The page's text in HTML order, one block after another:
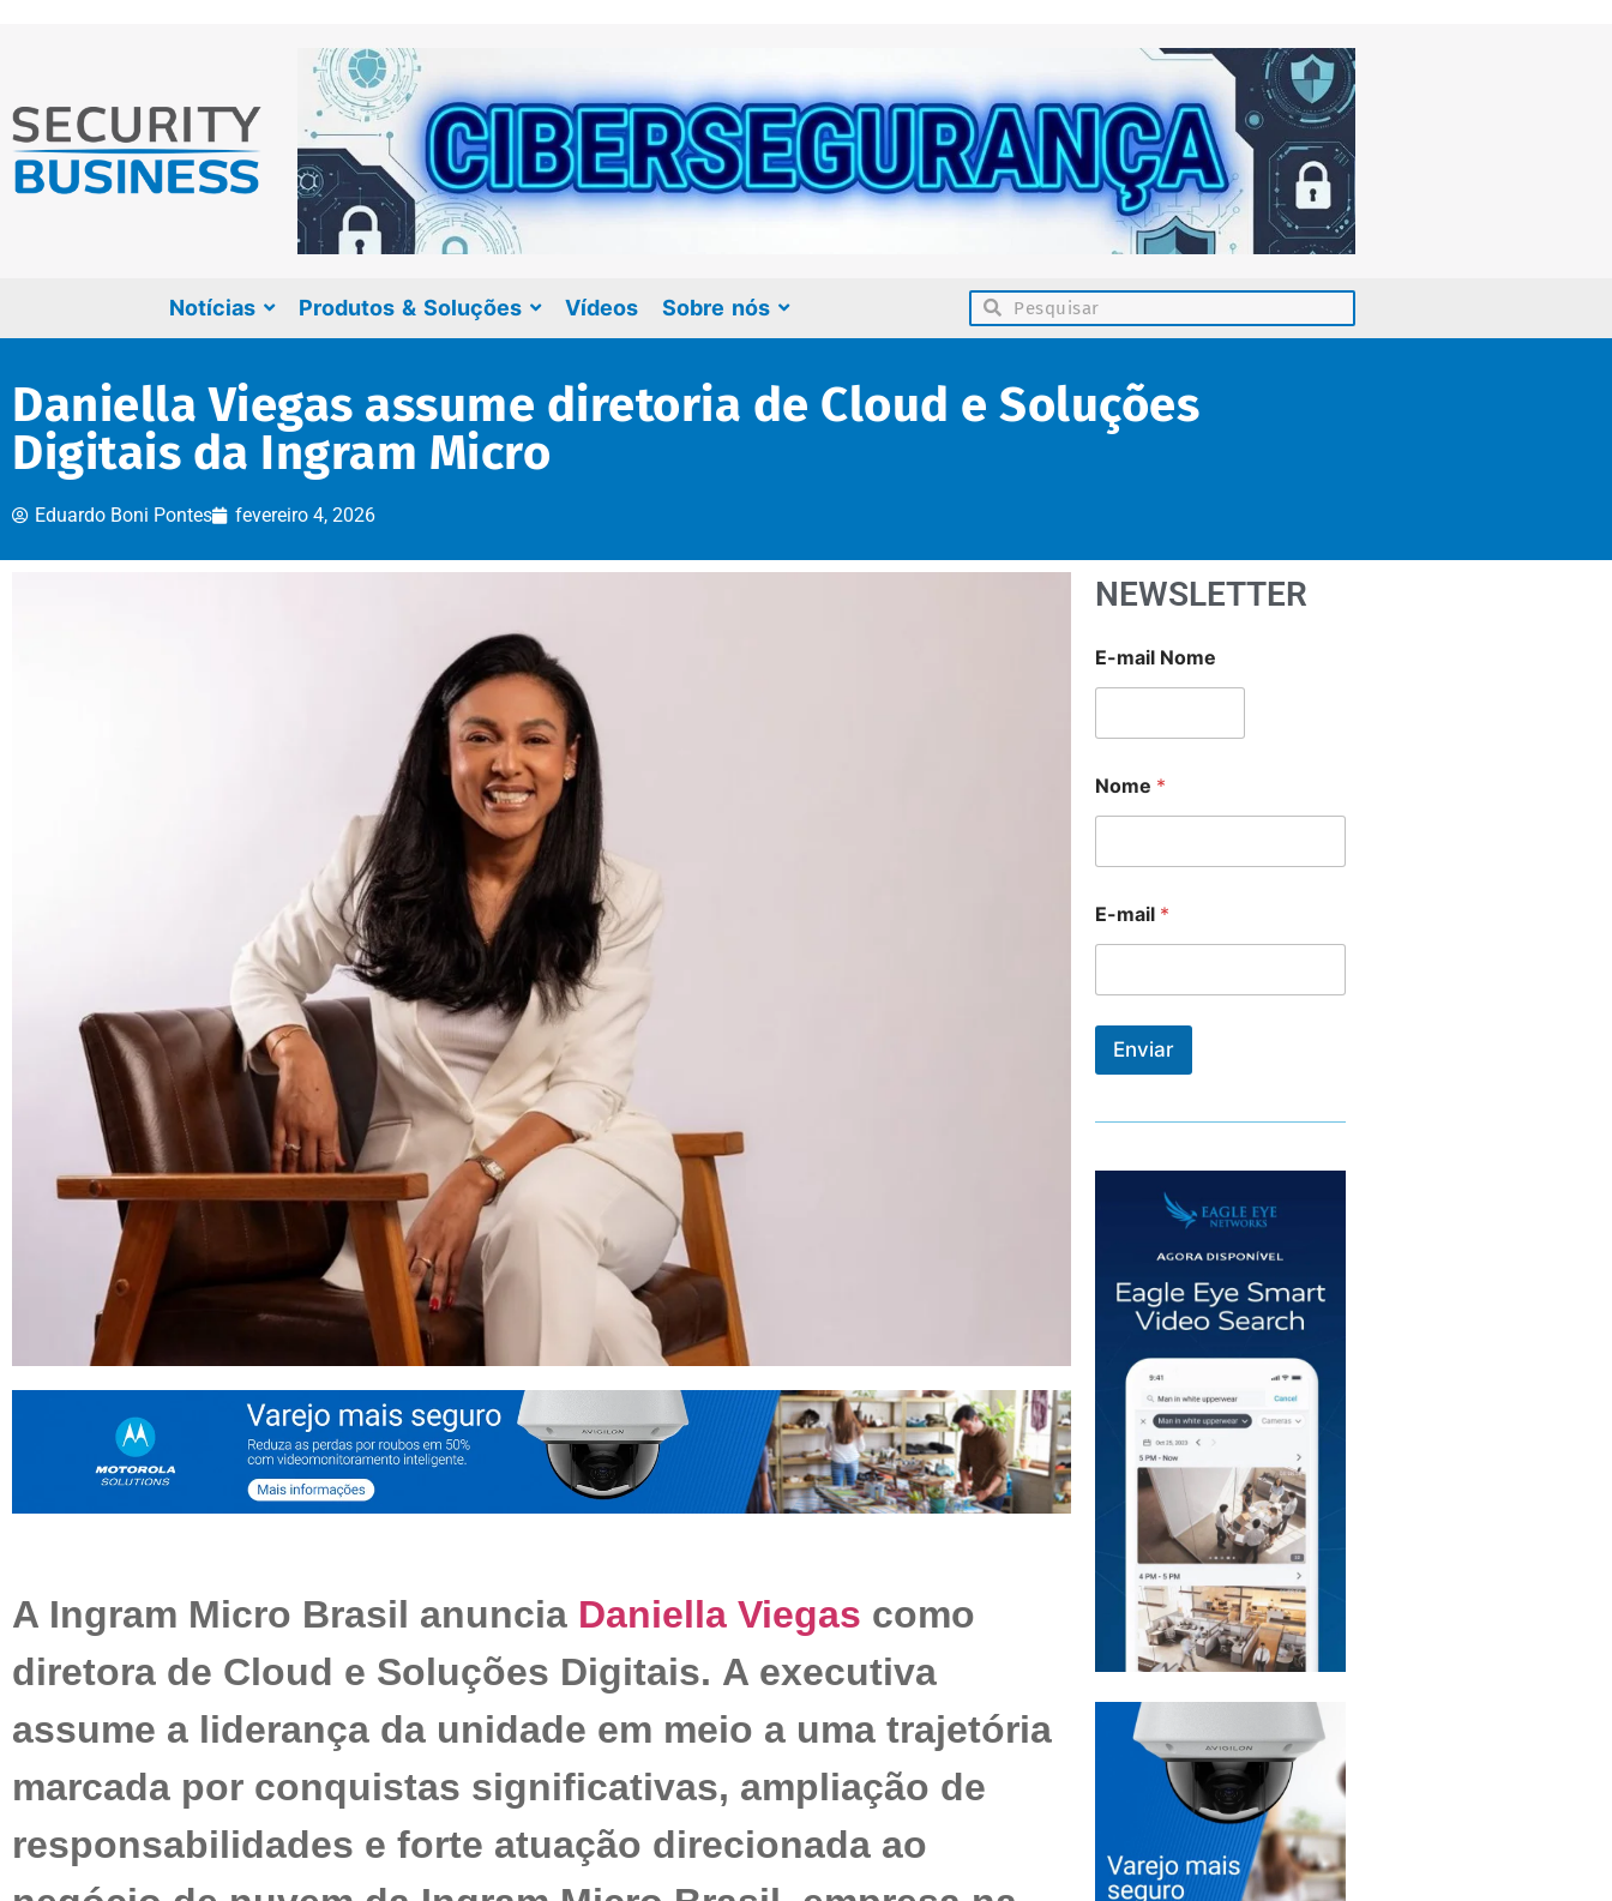
Notícias Produtos & Soluções Vídeos Sobre nós
Daniella Viegas assume diretoria de Cloud e Soluções
Digitais da Ingram Micro
Eduardo Boni Pontes fevereiro 4, 2026
A Ingram Micro Brasil anuncia Daniella Viegas como
diretora de Cloud e Soluções Digitais. A executiva
assume a liderança da unidade em meio a uma trajetória
marcada por conquistas significativas, ampliação de
responsabilidades e forte atuação direcionada ao
NEWSLETTER
E-mail Nome
Nome *
E-mail *
Enviar